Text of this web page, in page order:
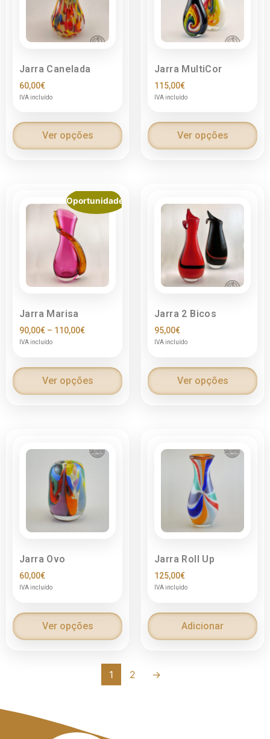
Jarra Canelada
60,00€
IVA incluído
Ver opções
Jarra MultiCor
115,00€
IVA incluído
Ver opções
Oportunidade!
Jarra Marisa
90,00€ – 110,00€
IVA incluído
Ver opções
Jarra 2 Bicos
95,00€
IVA incluído
Ver opções
Jarra Ovo
60,00€
IVA incluído
Ver opções
Jarra Roll Up
125,00€
IVA incluído
Adicionar
1 2 →